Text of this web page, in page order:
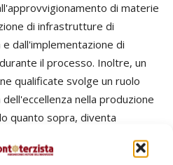
di materie
di infrastrutture di
dall'implementazione di
il processo. Inoltre, un
qualificate svolge un ruolo
nella produzione
quanto sopra, diventa
inferiore, non è una proposta